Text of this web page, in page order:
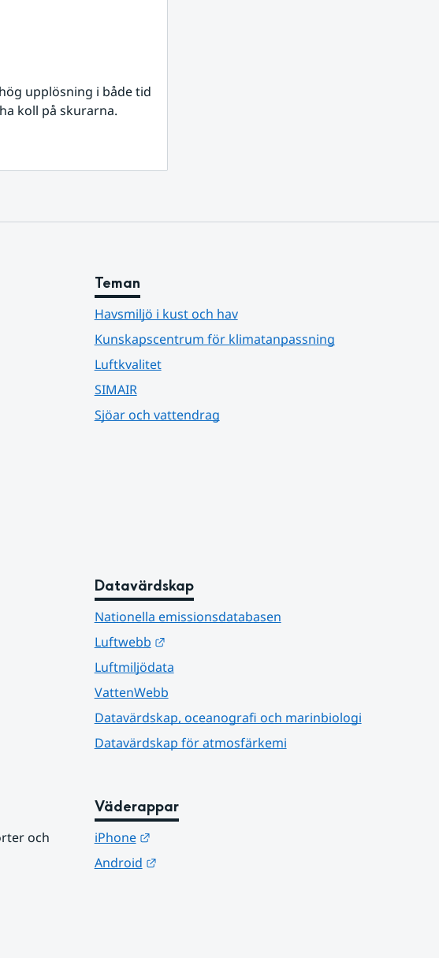
upplösning i både tid
koll på skurarna.
Teman
Havsmiljö i kust och hav
Kunskapscentrum för klimatanpassning
Luftkvalitet
SIMAIR
Sjöar och vattendrag
Datavärdskap
Nationella emissionsdatabasen
Luftwebb
Länk till annan webbplats.
Luftmiljödata
VattenWebb
Datavärdskap, oceanografi och marinbiologi
Datavärdskap för atmosfärkemi
och
Väderappar
iPhone
Länk till annan webbplats.
Android
Länk till annan webbplats.